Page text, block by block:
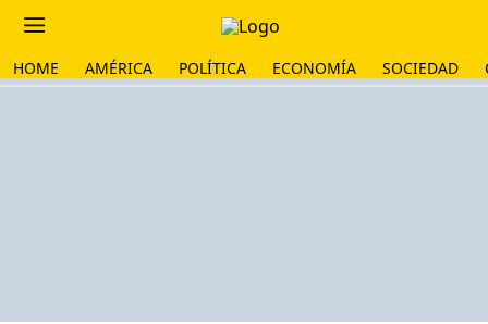
HOME AMÉRICA POLÍTICA ECONOMÍA SOCIEDAD